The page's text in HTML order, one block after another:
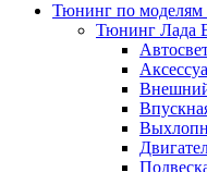
Тюнинг по моделям
Тюнинг Лада